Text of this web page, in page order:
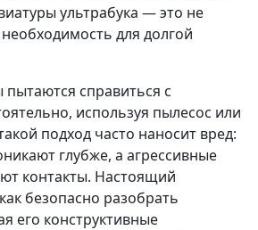
ультрабука — это не
необходимость для долгой
справиться с
используя пылесос или
подход часто наносит вред:
глубже, а агрессивные
контакты. Настоящий
безопасно разобрать
его конструктивные